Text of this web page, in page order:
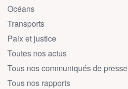
Océans
Transports
Paix et justice
Toutes nos actus
Tous nos communiqués de presse
Tous nos rapports